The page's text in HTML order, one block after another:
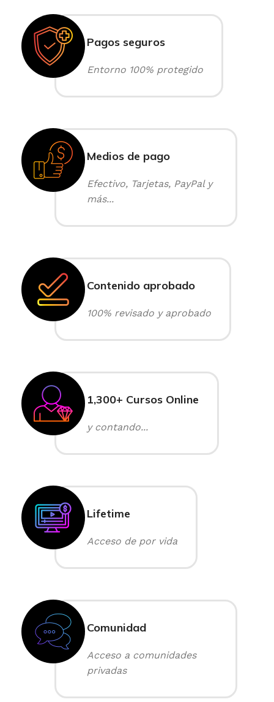
Pagos seguros
Entorno 100% protegido
Medios de pago
Efectivo, Tarjetas, PayPal y
más...
Contenido aprobado
100% revisado y aprobado
1,300+ Cursos Online
y contando...
Lifetime
Acceso de por vida
Comunidad
Acceso a comunidades
privadas